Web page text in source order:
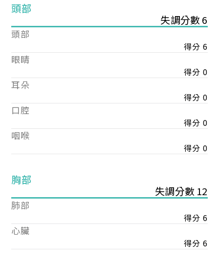
頭部
失調分數 6
頭部
得分 6
眼睛
得分 0
耳朵
得分 0
口腔
得分 0
咽喉
得分 0
胸部
失調分數 12
肺部
得分 6
心臟
得分 6